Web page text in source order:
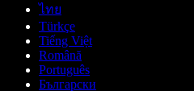
ไทย
Türkçe
Tiếng Việt
Română
Português
Български